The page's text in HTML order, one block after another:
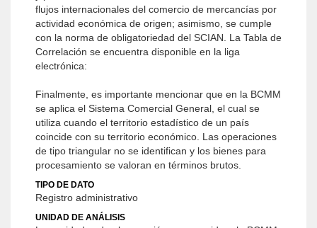
flujos internacionales del comercio de mercancías por
actividad económica de origen; asimismo, se cumple
con la norma de obligatoriedad del SCIAN. La Tabla de
Correlación se encuentra disponible en la liga
electrónica:
Finalmente, es importante mencionar que en la BCMM
se aplica el Sistema Comercial General, el cual se
utiliza cuando el territorio estadístico de un país
coincide con su territorio económico. Las operaciones
de tipo triangular no se identifican y los bienes para
procesamiento se valoran en términos brutos.
TIPO DE DATO
Registro administrativo
UNIDAD DE ANÁLISIS